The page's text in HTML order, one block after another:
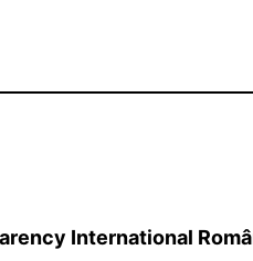
International